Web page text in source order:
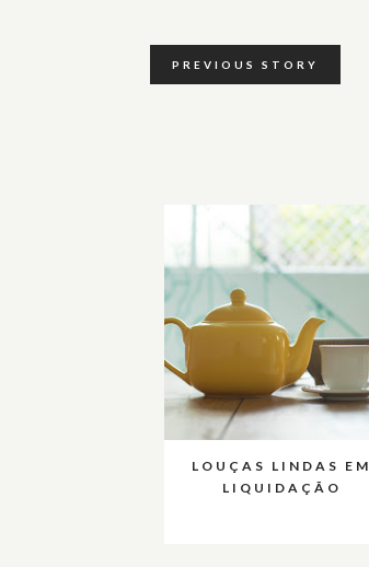
PREVIOUS STORY
LOUÇAS LINDAS EM
LIQUIDAÇÃO